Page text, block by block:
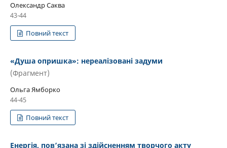
Олександр Саква
43-44
Повний текст
«Душа опришка»: нереалізовані задуми
(Фрагмент)
Ольга Ямборко
44-45
Повний текст
Енергія, пов’язана зі здійсненням творчого акту